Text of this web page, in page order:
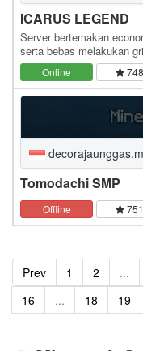
ICARUS LEGEND
Server bertemakan
serta bebas melakukan
Online
Tomodachi SMP
Offline
Prev 1 2 ...
16
... 18 19